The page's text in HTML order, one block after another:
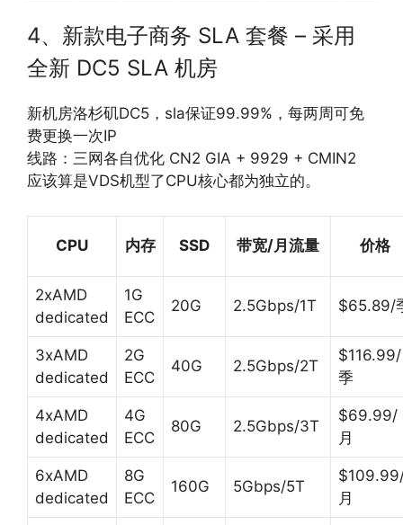
4、新款电子商务 SLA 套餐 – 采用
全新 DC5 SLA 机房
新机房洛杉矶DC5，sla保证99.99%，每两周可免
费更换一次IP
线路：三网各自优化 CN2 GIA + 9929 + CMIN2
应该算是VDS机型了CPU核心都为独立的。
CPU 内存 SSD 带宽/月流量 价格
2xAMD
dedicated
1G
ECC
20G 2.5Gbps/1T $65.89/
3xAMD
dedicated
2G
ECC
40G 2.5Gbps/2T
$116.99/
季
4xAMD
dedicated
4G
ECC
80G 2.5Gbps/3T
$69.99/
月
6xAMD
dedicated
8G
ECC
160G 5Gbps/5T
月